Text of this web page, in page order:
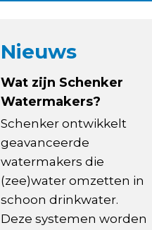
Nieuws
Wat zijn Schenker
Watermakers?
Schenker ontwikkelt
geavanceerde
watermakers die
(zee)water omzetten in
schoon drinkwater.
Deze systemen worden